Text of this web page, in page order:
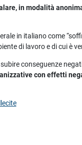
in modalità
in italiano come
di lavoro e di cui è
conseguenze
con effetti